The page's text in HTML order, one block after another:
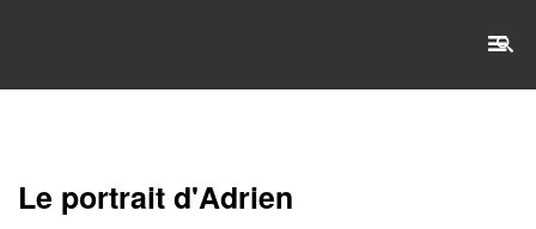
Le portrait d'Adrien